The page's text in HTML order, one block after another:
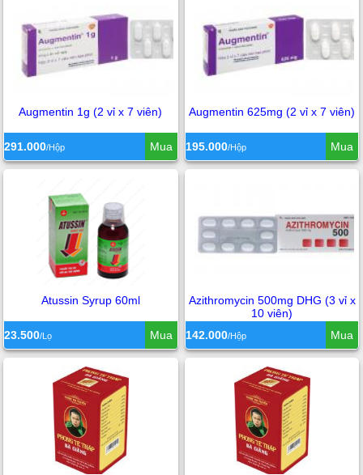
Augmentin 1g (2 vỉ x 7 viên)
291.000/Hộp Mua
Augmentin 625mg (2 vỉ x 7 viên)
195.000/Hộp Mua
Atussin Syrup 60ml
23.500/Lọ Mua
Azithromycin 500mg DHG (3 vỉ x
10 viên)
142.000/Hộp Mua